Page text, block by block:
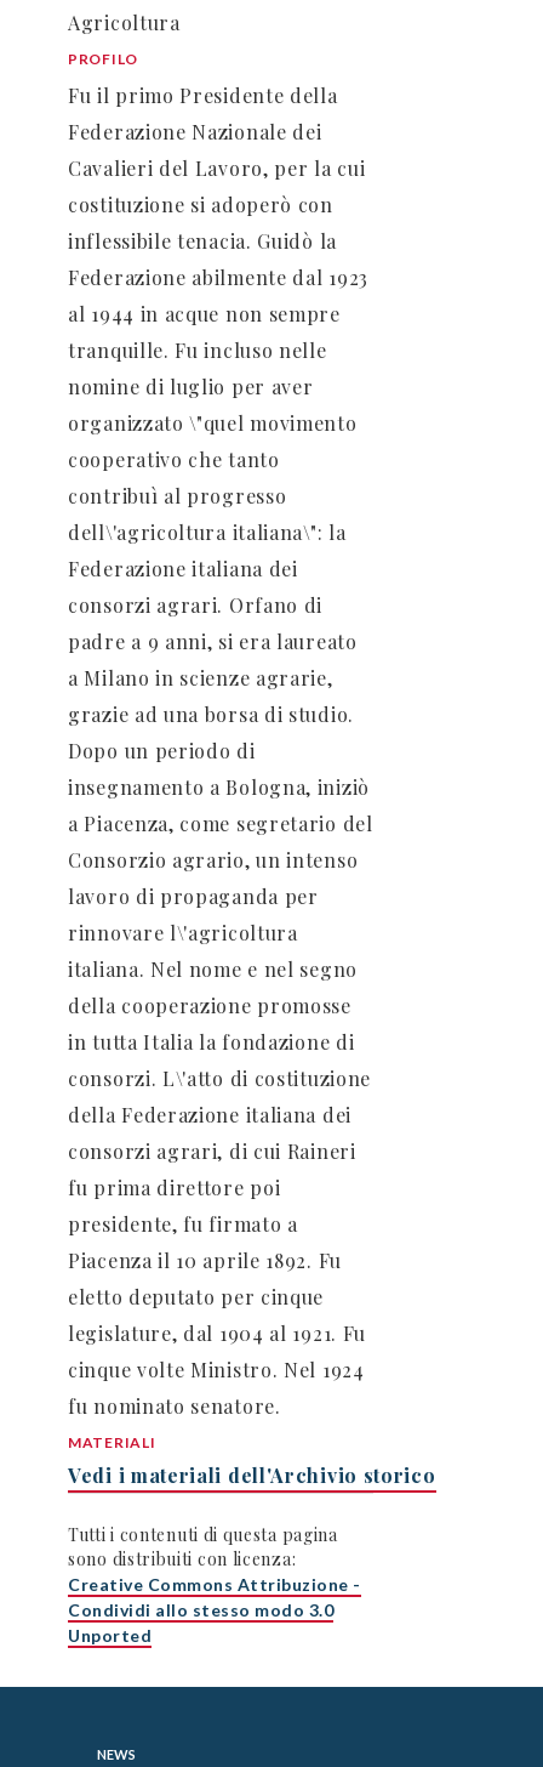
Agricoltura
PROFILO
Fu il primo Presidente della
Federazione Nazionale dei
Cavalieri del Lavoro, per la cui
costituzione si adoperò con
inflessibile tenacia. Guidò la
Federazione abilmente dal 1923
al 1944 in acque non sempre
tranquille. Fu incluso nelle
nomine di luglio per aver
organizzato \"quel movimento
cooperativo che tanto
contribuì al progresso
dell\'agricoltura italiana\": la
Federazione italiana dei
consorzi agrari. Orfano di
padre a 9 anni, si era laureato
a Milano in scienze agrarie,
grazie ad una borsa di studio.
Dopo un periodo di
insegnamento a Bologna, iniziò
a Piacenza, come segretario del
Consorzio agrario, un intenso
lavoro di propaganda per
rinnovare l\'agricoltura
italiana. Nel nome e nel segno
della cooperazione promosse
in tutta Italia la fondazione di
consorzi. L\'atto di costituzione
della Federazione italiana dei
consorzi agrari, di cui Raineri
fu prima direttore poi
presidente, fu firmato a
Piacenza il 10 aprile 1892. Fu
eletto deputato per cinque
legislature, dal 1904 al 1921. Fu
cinque volte Ministro. Nel 1924
fu nominato senatore.
MATERIALI
Vedi i materiali dell'Archivio storico
Tutti i contenuti di questa pagina
sono distribuiti con licenza:
Creative Commons Attribuzione -
Condividi allo stesso modo 3.0
Unported
NEWS